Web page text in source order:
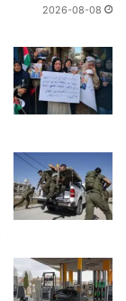
2026-08-08